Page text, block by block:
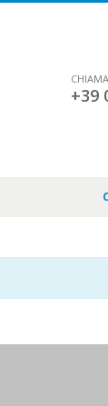
+39